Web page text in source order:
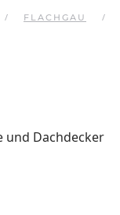
FLACHGAU
und Dachdecker